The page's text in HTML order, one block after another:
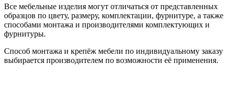
Все мебельные изделия могут отличаться от представленных
образцов по цвету, размеру, комплектации, фурнитуре, а также
способами монтажа и производителями комплектующих и
фурнитуры.
Способ монтажа и крепёж мебели по индивидуальному заказу
выбирается производителем по возможности её применения.